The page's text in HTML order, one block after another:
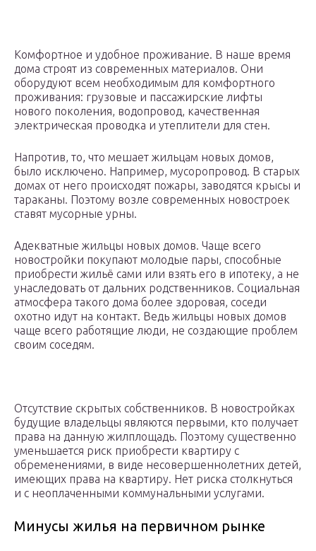
Комфортное и удобное проживание. В наше время
дома строят из современных материалов. Они
оборудуют всем необходимым для комфортного
проживания: грузовые и пассажирские лифты
нового поколения, водопровод, качественная
электрическая проводка и утеплители для стен.
Напротив, то, что мешает жильцам новых домов,
было исключено. Например, мусоропровод. В старых
домах от него происходят пожары, заводятся крысы и
тараканы. Поэтому возле современных новостроек
ставят мусорные урны.
Адекватные жильцы новых домов. Чаще всего
новостройки покупают молодые пары, способные
приобрести жильё сами или взять его в ипотеку, а не
унаследовать от дальних родственников. Социальная
атмосфера такого дома более здоровая, соседи
охотно идут на контакт. Ведь жильцы новых домов
чаще всего работящие люди, не создающие проблем
своим соседям.
Отсутствие скрытых собственников. В новостройках
будущие владельцы являются первыми, кто получает
права на данную жилплощадь. Поэтому существенно
уменьшается риск приобрести квартиру с
обременениями, в виде несовершеннолетних детей,
имеющих права на квартиру. Нет риска столкнуться
и с неоплаченными коммунальными услугами.
Минусы жилья на первичном рынке